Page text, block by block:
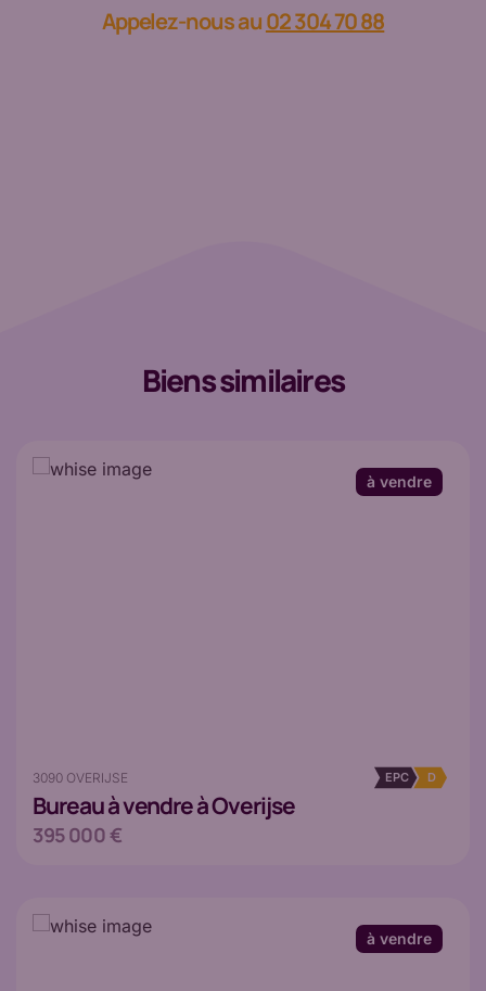
Appelez-nous au02 304 70 88
Biens similaires
3090 OVERIJSE
Bureauà vendre à Overijse
EPC D
395 000 €
à vendre
à vendre